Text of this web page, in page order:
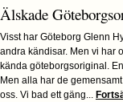
Älskade
Visst har Göteborg Glenn
andra kändisar. Men vi har
kända göteborgsoriginal.
Men alla har de
oss. Vi bad ett gäng...